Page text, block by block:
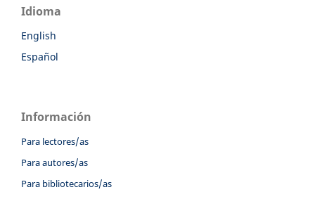
Idioma
English
Español
Información
Para lectores/as
Para autores/as
Para bibliotecarios/as